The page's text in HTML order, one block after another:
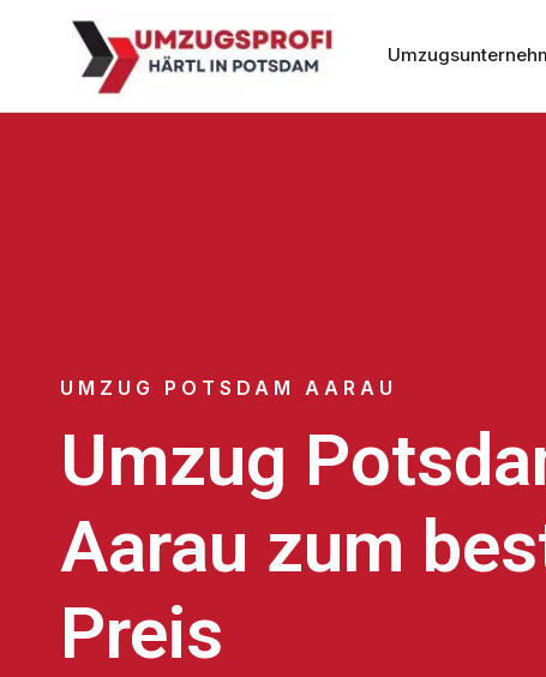
UMZUG POTSDAM AARAU
Umzug
Aarau zum
Preis